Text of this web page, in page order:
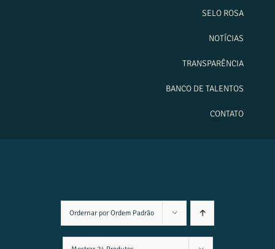
SELO ROSA
NOTÍCIAS
TRANSPARÊNCIA
BANCO DE TALENTOS
CONTATO
Ordernar por Ordem Padrão